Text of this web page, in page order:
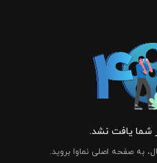
شما یافت نشد.
به صفحه اصلی نماوا بروید.